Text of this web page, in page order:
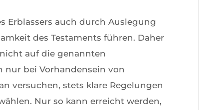
Erblassers auch durch Auslegung
des Testaments führen. Daher
auf die genannten
nur bei Vorhandensein von
versuchen, stets klare Regelungen
Nur so kann erreicht werden,